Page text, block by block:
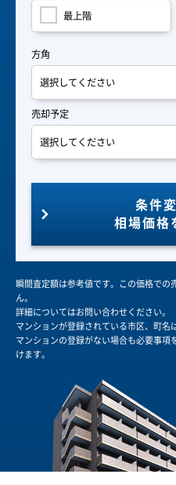
最上階
方角
売却予定
条件
相場価格
瞬間査定額は参考値です。この価格での
ん。
詳細についてはお問い合わせください。
マンションが登録されている市区、町名
マンションの登録がない場合も必要事項
けます。